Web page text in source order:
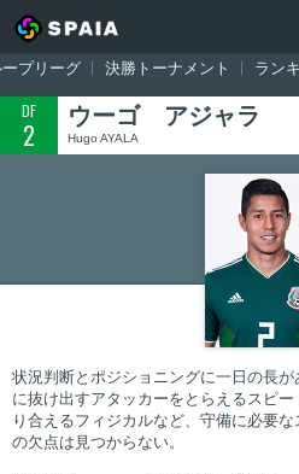
トップ ワールドカップ ロシア大会
プリーグ 決勝トーナメント ラン
DF
2
ウーゴ アジャラ
Hugo AYALA
状況判断とポジショニングに一日の長
に抜け出すアタッカーをとらえるスピ
り合えるフィジカルなど、守備に必要
の欠点は見つからない。